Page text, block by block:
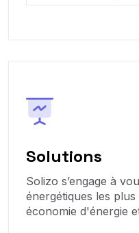
Solutions
Solizo s’engage à
énergétiques les
économie d'énergie